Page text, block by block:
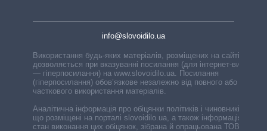
info@slovoidilo.ua
Використання будь-яких матеріалів, розміщених на сайті,
дозволяється при вказуванні посилання (для інтернет-видань
— гіперпосилання) на www.slovoidilo.ua. Посилання
(гіперпосилання) обов’язкове незалежно від повного або
часткового використання матеріалів.
Аналітична інформація про обіцянки політиків і чиновників,
що розміщені на порталі slovoidilo.ua, а також інформація про
стан виконання цих обіцянок, зібрана й опрацьована ТОВ «ІА